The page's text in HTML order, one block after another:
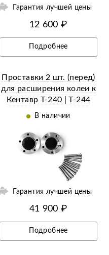
Гарантия лучшей цены
12 600 ₽
Подробнее
Проставки 2 шт. (перед)
для расширения колеи к
Кентавр Т-240 | Т-244
В наличии
Гарантия лучшей цены
41 900 ₽
Подробнее